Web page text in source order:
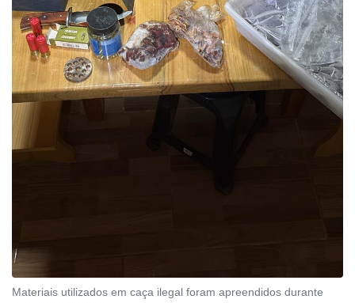
Materiais utilizados em caça ilegal foram apreendidos durante